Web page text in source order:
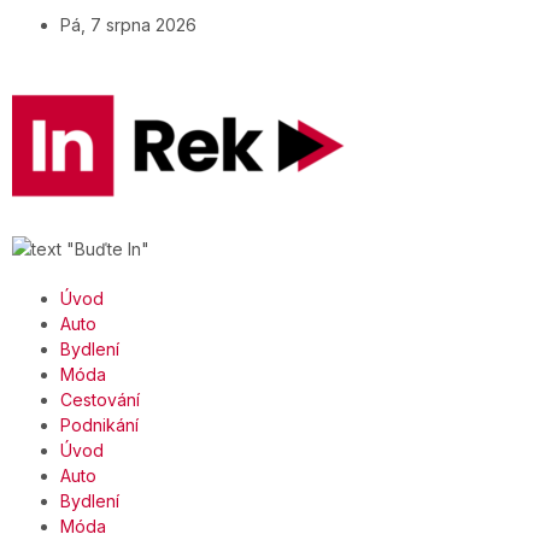
Pá, 7 srpna 2026
Úvod
Auto
Bydlení
Móda
Cestování
Podnikání
Úvod
Auto
Bydlení
Móda